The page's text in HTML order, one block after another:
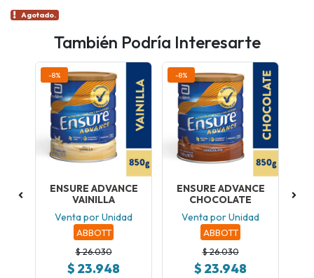
Agotado.
También Podría Interesarte
-8%
ENSURE ADVANCE
VAINILLA
Venta por Unidad
ABBOTT
$ 26.030
$ 23.948
-8%
ENSURE ADVANCE
CHOCOLATE
Venta por Unidad
ABBOTT
$ 26.030
$ 23.948